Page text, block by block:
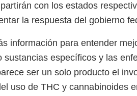
con los estados
la respuesta del gobierno
información para entender
sustancias específicos y las
ser un solo producto el
uso de THC y cannabinoides